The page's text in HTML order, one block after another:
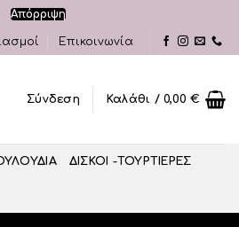
Απόρριψη
Επικοινωνία
Σύνδεση Καλάθι /0,00€
ΔΙΣΚΟΙ -ΤΟΥΡΤΙΕΡΕΣ